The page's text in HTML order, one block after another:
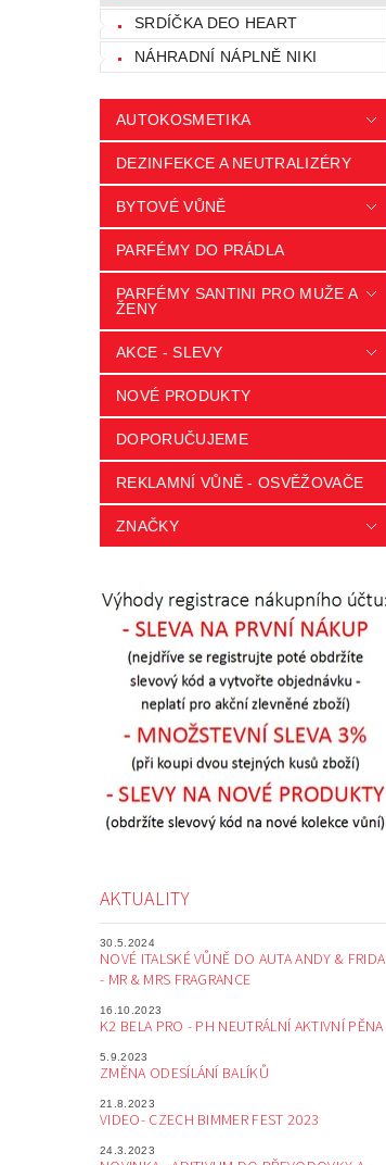
SRDÍČKA DEO HEART
NÁHRADNÍ NÁPLNĚ NIKI
AUTOKOSMETIKA
DEZINFEKCE A NEUTRALIZÉRY
BYTOVÉ VŮNĚ
PARFÉMY DO PRÁDLA
PARFÉMY SANTINI PRO MUŽE A
ŽENY
AKCE - SLEVY
NOVÉ PRODUKTY
DOPORUČUJEME
REKLAMNÍ VŮNĚ - OSVĚŽOVAČE
ZNAČKY
AKTUALITY
30.5.2024
NOVÉ ITALSKÉ VŮNĚ DO AUTA ANDY & FRIDA
- MR & MRS FRAGRANCE
16.10.2023
K2 BELA PRO - PH NEUTRÁLNÍ AKTIVNÍ PĚNA
5.9.2023
ZMĚNA ODESÍLÁNÍ BALÍKŮ
21.8.2023
VIDEO- CZECH BIMMER FEST 2023
24.3.2023